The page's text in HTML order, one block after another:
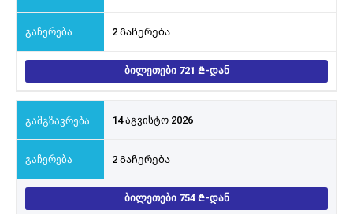
2 Გაჩერება
ᲑᲘᲚᲔᲗᲔᲑᲘ 721 -ᲓᲐᲜ
14 აგვისტო 2026
2 Გაჩერება
ᲑᲘᲚᲔᲗᲔᲑᲘ 754 -ᲓᲐᲜ